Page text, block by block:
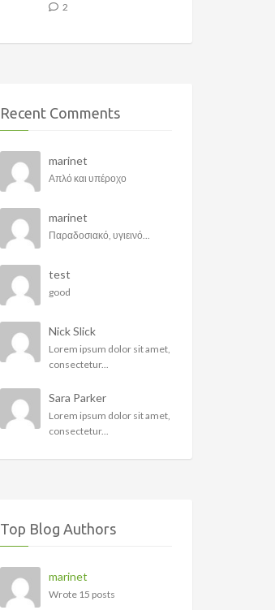
2
Recent Comments
marinet
Απλό και υπέροχο
marinet
Παραδοσιακό, υγιεινό...
test
good
Nick Slick
Lorem ipsum dolor sit amet,
consectetur...
Sara Parker
Lorem ipsum dolor sit amet,
consectetur...
Top Blog Authors
marinet
Wrote 15 posts